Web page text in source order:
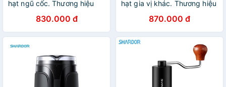
hạt ngũ cốc. Thương hiệu
công suất 150W (Bảo hành:
1 Năm Chính Hãng
830.000 đ
hạt gia vị khác. Thương hiệu
Công suất 200W {CHÍNH
HÃNG 100%}
870.000 đ